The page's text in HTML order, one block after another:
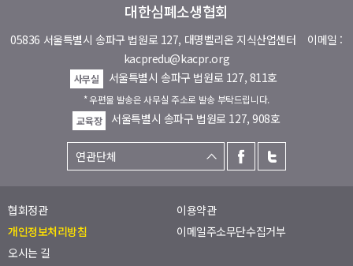
대한심폐소생협회
05836 서울특별시 송파구 법원로 127, 대명벨리온 지식산업센터 이메일 :
kacpredu@kacpr.org
사무실 서울특별시 송파구 법원로 127, 811호
* 우편물 발송은 사무실 주소로 발송 부탁드립니다.
교육장
서울특별시 송파구 법원로 127, 908호
협회정관
이용약관
개인정보처리방침
이메일주소무단수집거부
오시는 길